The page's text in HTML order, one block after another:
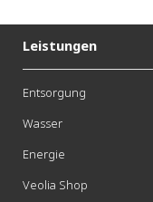
Leistungen
Entsorgung
Wasser
Energie
Veolia Shop